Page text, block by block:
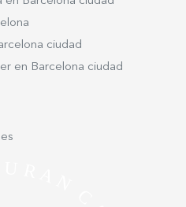
de la finca, una
por su funcionalidad
de la ciudad,
como
un activo de calidad
para desarrollar
entorno privilegiado
ciudad
en Barcelona ciudad